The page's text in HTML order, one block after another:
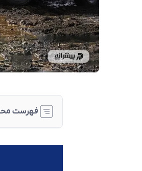
فهرست
تفاوت ماهیت؛
بررسی فنی و